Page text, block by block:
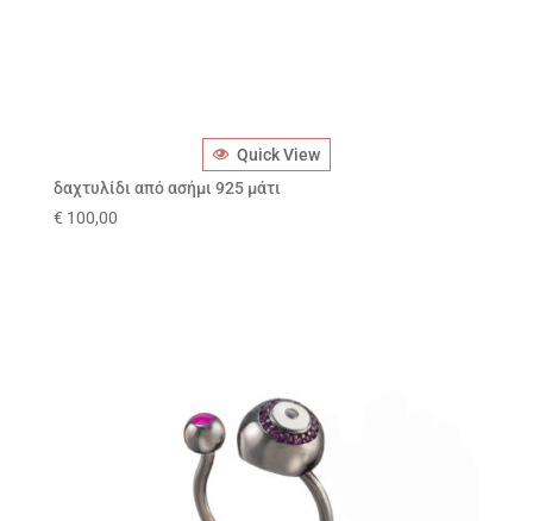
Quick View
δαχτυλίδι από ασήμι 925 μάτι
€ 100,00